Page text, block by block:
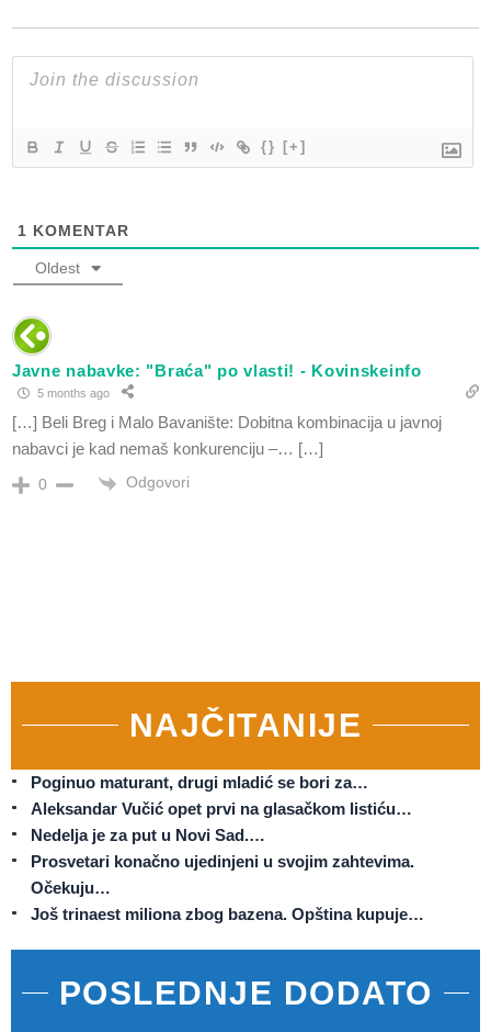
{} [+]
1 KOMENTAR
Oldest
Javne nabavke: "Braća" po vlasti! - Kovinskeinfo
5 months ago
[…] Beli Breg i Malo Bavanište: Dobitna kombinacija u javnoj
nabavci je kad nemaš konkurenciju –… […]
0 Odgovori
NAJČITANIJE
Poginuo maturant, drugi mladić se bori za…
Aleksandar Vučić opet prvi na glasačkom listiću…
Nedelja je za put u Novi Sad.…
Prosvetari konačno ujedinjeni u svojim zahtevima.
Očekuju…
Još trinaest miliona zbog bazena. Opština kupuje…
POSLEDNJE DODATO